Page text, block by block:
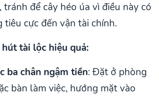
để cây héo úa vì điều này có
tiêu cực đến vận tài chính.
tài lộc hiệu quả:
ba chân ngậm tiền: Đặt ở phòng
bàn làm việc, hướng mặt vào